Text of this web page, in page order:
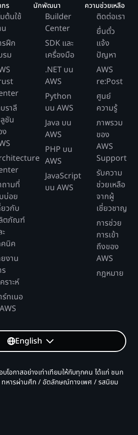
ร
ต้นใช้
รฝึก
รม
ราลี
ชัน
ง
ถามที่
บ่อย
ยวกับ
ตภัณฑ์
คนิค
งาน
ราะห์
ทเนอ
นักพัฒนา
Builder
Center
SDK และ
เครื่องมือ
.NET บน
AWS
Python
บน AWS
Java บน
AWS
PHP บน
AWS
JavaScript
บน AWS
ความช่วยเหลือ
ติดต่อเรา
ยื่นตั๋ว
แจ้ง
ปัญหา
AWS
re:Post
ศูนย์
ความรู้
ภาพรวม
ของ
AWS
Support
รับความ
ช่วยเหลือ
จากผู้
เชี่ยวชาญ
การช่วย
การเข้า
ถึงของ
AWS
กฎหมาย
English
โอกาสอย่างเท่าเทียมให้กับทุกคน ได้แก่ ชนก
หารผ่านศึก / อัตลักษณ์ทางเพศ / รสนิยม